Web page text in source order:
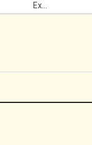
Ex...